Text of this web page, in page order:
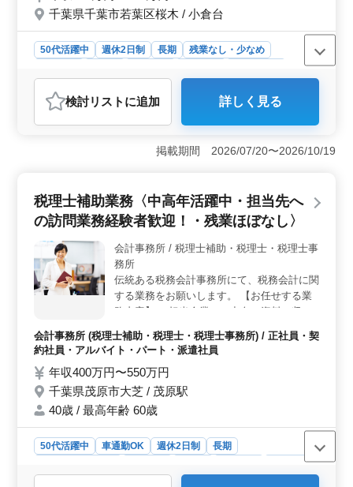
あなたの力を今必要としております！ ご応
募お待ちしております。
千葉県千葉市若葉区桜木 / 小倉台
50代活躍中 週休2日制 長期
残業なし・少なめ
おすすめポイント
＜経験者優遇・働きやすい条件＞ 税理士法人での税理
士補助の募集です。中高年歓迎！比較的若いチームと共
に、成長しませんか？社会保険完備、週休2日制、年間休
日120日など働きやすい環境が整っています。 ＜多岐
決算、申告業務など、税理士法人での幅広い業務に携わ
ります。経験を活かし、スキルアップを目指せま
す。 ＜充実の福利厚生＞ 社会保険完備で安心して
働けます。年収320万円〜500万円、実費支給の通勤手当
があり、雇用・労災・健康・厚生の福利厚生が整ってい
るので安心して働くことが出来ます。
検討リスト に追加 詳しく見る
掲載期間 2026/07/20〜2026/10/19
税理士補助業務〈中高年活躍中・担当先へ
の訪問業務経験者歓迎！・残業ほぼなし〉
会計事務所 / 税理士補助・税理士・税理士事
務所
伝統ある税務会計事務所にて、税務会計に関
する業務をお願いします。 【お任せする業
務内容】 ・担当企業への出向、資料の収集
ソリン代支給）もしくは社用車で訪問 ・担
当企業への訪問業務 ・その他、付随する関
連業務 ＊繁忙期以外の残業はほとんどあり
ません。 ＊即戦力を求めています。50代以
上のベテラン歓迎！経験豊富なシニア世代の
会計事務所 (税理士補助・税理士・税理士事務所) / 正社員・契
約社員・アルバイト・パート・派遣社員
年収400万円〜550万円
千葉県茂原市大芝 / 茂原駅
40歳 / 最高年齢 60歳
50代活躍中 車通勤OK 週休2日制
長期
派遣社員
会計事務所